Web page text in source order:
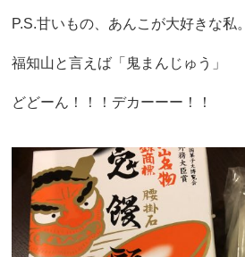
P.S.甘いもの、あんこが大好きな私。
福知山と言えば「鬼まんじゅう」
どどーん！！！デカーーー！！